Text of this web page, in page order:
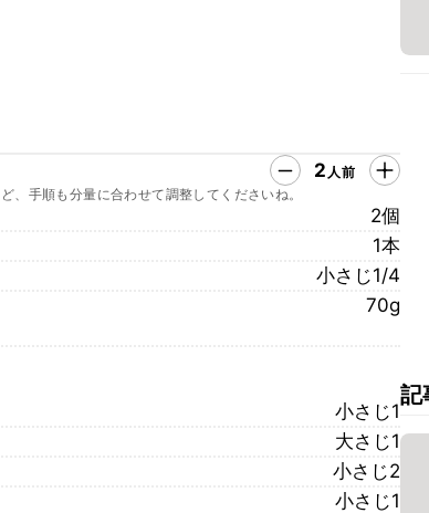
2 人前
、手順も分量に合わせて調整してくださいね。
2個
1本
小さじ1/4
70g
小さじ1
大さじ1
小さじ2
小さじ1
記